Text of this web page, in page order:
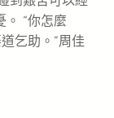
。 “你怎麼
乞助。”周佳